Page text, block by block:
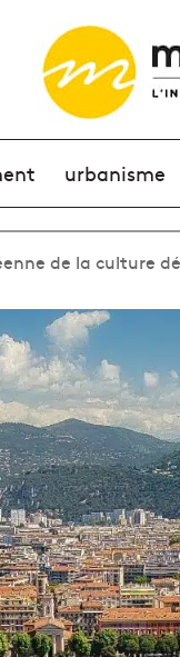
urbanisme
de la culture